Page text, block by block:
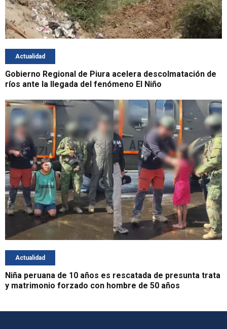
Actualidad
Gobierno Regional de Piura acelera descolmatación de
ríos ante la llegada del fenómeno El Niño
Actualidad
Niña peruana de 10 años es rescatada de presunta trata
y matrimonio forzado con hombre de 50 años